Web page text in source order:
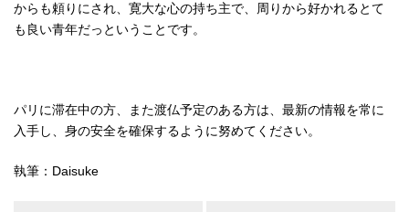
からも頼りにされ、寛大な心の持ち主で、周りから好かれるとて
も良い青年だっということです。
パリに滞在中の方、また渡仏予定のある方は、最新の情報を常に
入手し、身の安全を確保するように努めてください。
執筆：Daisuke